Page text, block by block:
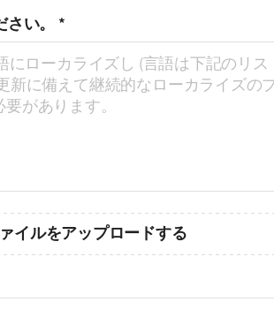
い。 *
イルをアップロードする